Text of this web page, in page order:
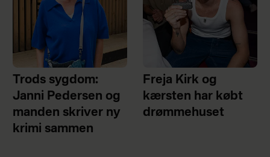
Trods sygdom:
Janni Pedersen og
manden skriver ny
krimi sammen
Freja Kirk og
kærsten har købt
drømmehuset